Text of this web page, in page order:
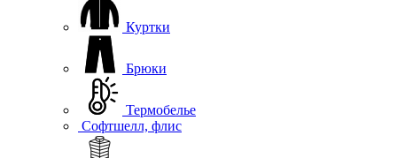
Куртки
Брюки
Термобелье
Софтшелл, флис